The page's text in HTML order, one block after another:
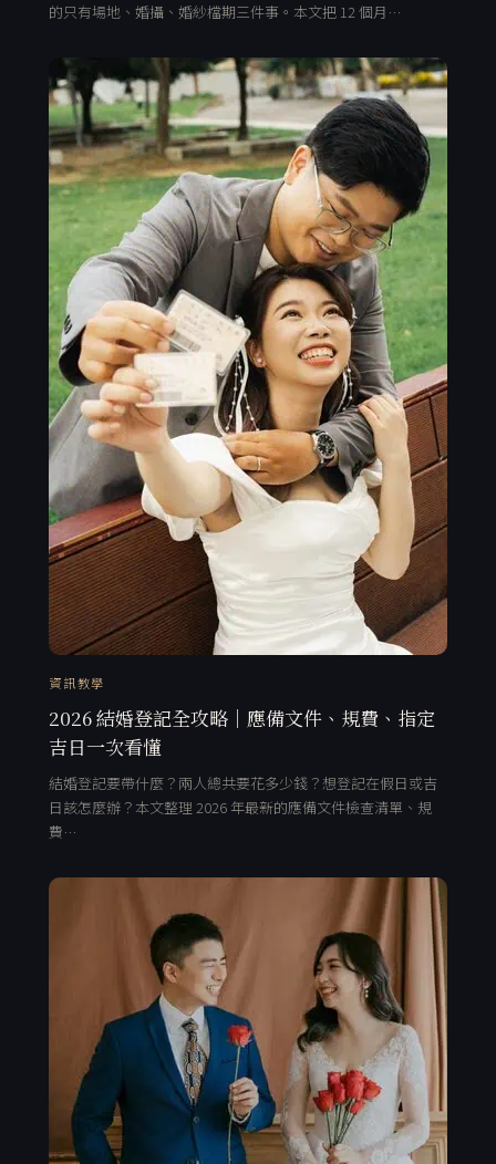
的只有場地、婚攝、婚紗檔期三件事。本文把 12 個月…
資訊教學
2026 結婚登記全攻略｜應備文件、規費、指定
吉日一次看懂
結婚登記要帶什麼？兩人總共要花多少錢？想登記在假日或吉
日該怎麼辦？本文整理 2026 年最新的應備文件檢查清單、規
費…